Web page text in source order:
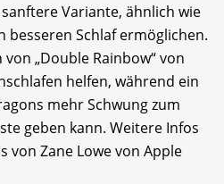
Variante, ähnlich wie
besseren Schlaf ermöglichen.
„Double Rainbow“ von
helfen, während ein
mehr Schwung zum
geben kann. Weitere Infos
von Zane Lowe von Apple